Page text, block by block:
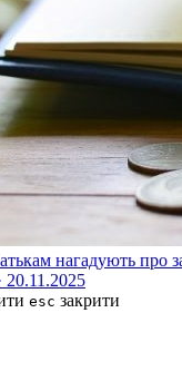
нагадують про
20.11.2025
esc закрити